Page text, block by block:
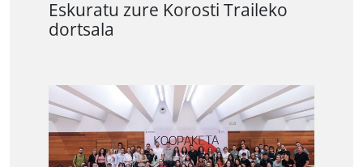
Eskuratu zure Korosti Traileko
dortsala